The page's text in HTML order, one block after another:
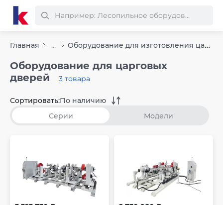
Главная ... Оборудование для изготовления царговых дверей
Оборудование для царговых
дверей
3 товара
Серии Модели
Сортировать:По наличию